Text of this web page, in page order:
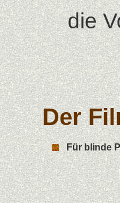
die
Der
Für blinde
ist der